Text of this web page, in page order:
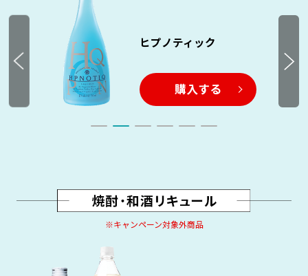
ヒプノティック
購入する
※キャンペーン対象外商品